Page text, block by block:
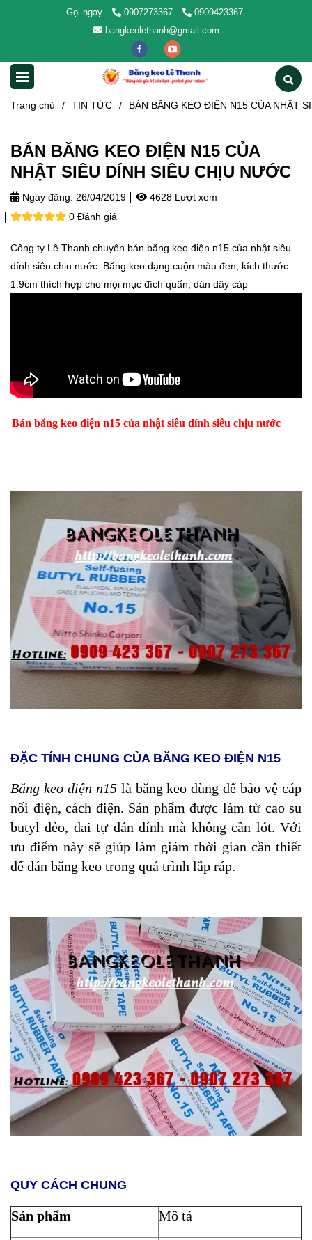
Gọi ngay 0907273367
0909423367
bangkeolethanh@gmail.com
Trang chủ / TIN TỨC / BÁN BĂNG KEO ĐIỆN N15 CỦA NHẬT
BÁN BĂNG KEO ĐIỆN N15 CỦA
NHẬT SIÊU DÍNH SIÊU CHỊU NƯỚC
Ngày đăng: 26/04/2019
4628 Lượt xem
0 Đánh giá
Công ty Lê Thanh chuyên bán băng keo điện n15 của nhật siêu
dính siêu chịu nước. Băng keo dạng cuộn màu đen, kích thước
1.9cm thích hợp cho mọi mục đích quấn, dán dây cáp
Bán băng keo điện n15 của nhật siêu dính siêu chịu nước
ĐẶC TÍNH CHUNG CỦA BĂNG KEO ĐIỆN N15
Băng keo điện n15là băng keo dùng để bảo vệ cáp
nối điện, cách điện. Sản phẩm được làm từ cao su
butyl dẻo, dai tự dán dính mà không cần lót. Với
ưu điểm này sẽ giúp làm giảm thời gian cần thiết
để dán băng keo trong quá trình lắp ráp.
QUY CÁCH CHUNG
Sản phẩm Mô tả